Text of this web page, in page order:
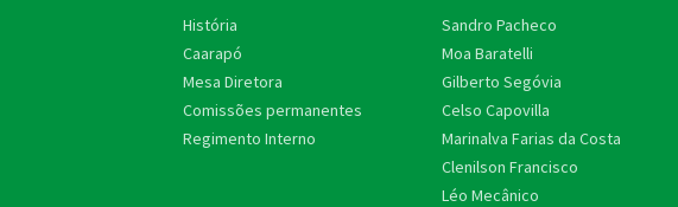
História
Caarapó
Mesa Diretora
Comissões permanentes
Regimento Interno
Sandro Pacheco
Moa Baratelli
Gilberto Segóvia
Celso Capovilla
Marinalva Farias da Costa
Clenilson Francisco
Léo Mecânico